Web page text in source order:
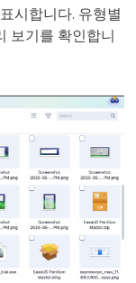
시합니다. 유형별
보기를 확인합니